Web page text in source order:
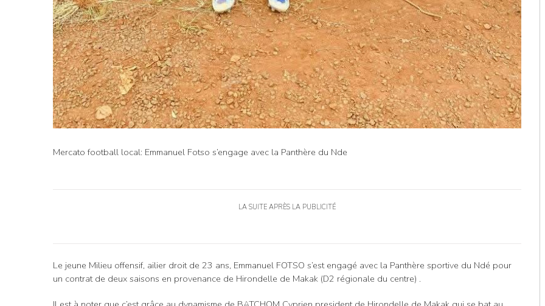
Mercato football local: Emmanuel Fotso s’engage avec la Panthère du Nde
LA SUITE APRÈS LA PUBLICITÉ
Le jeune Milieu offensif, ailier droit de 23 ans, Emmanuel FOTSO s’est engagé avec la Panthère sportive du Ndé pour
un contrat de deux saisons en provenance de Hirondelle de Makak (D2 régionale du centre) .